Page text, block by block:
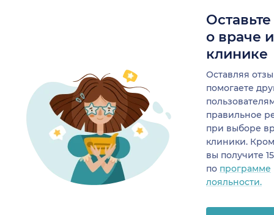
о враче
клинике
Оставляя
помогаете
правильное
при выборе
клиники.
вы получите
по программе
лояльности.